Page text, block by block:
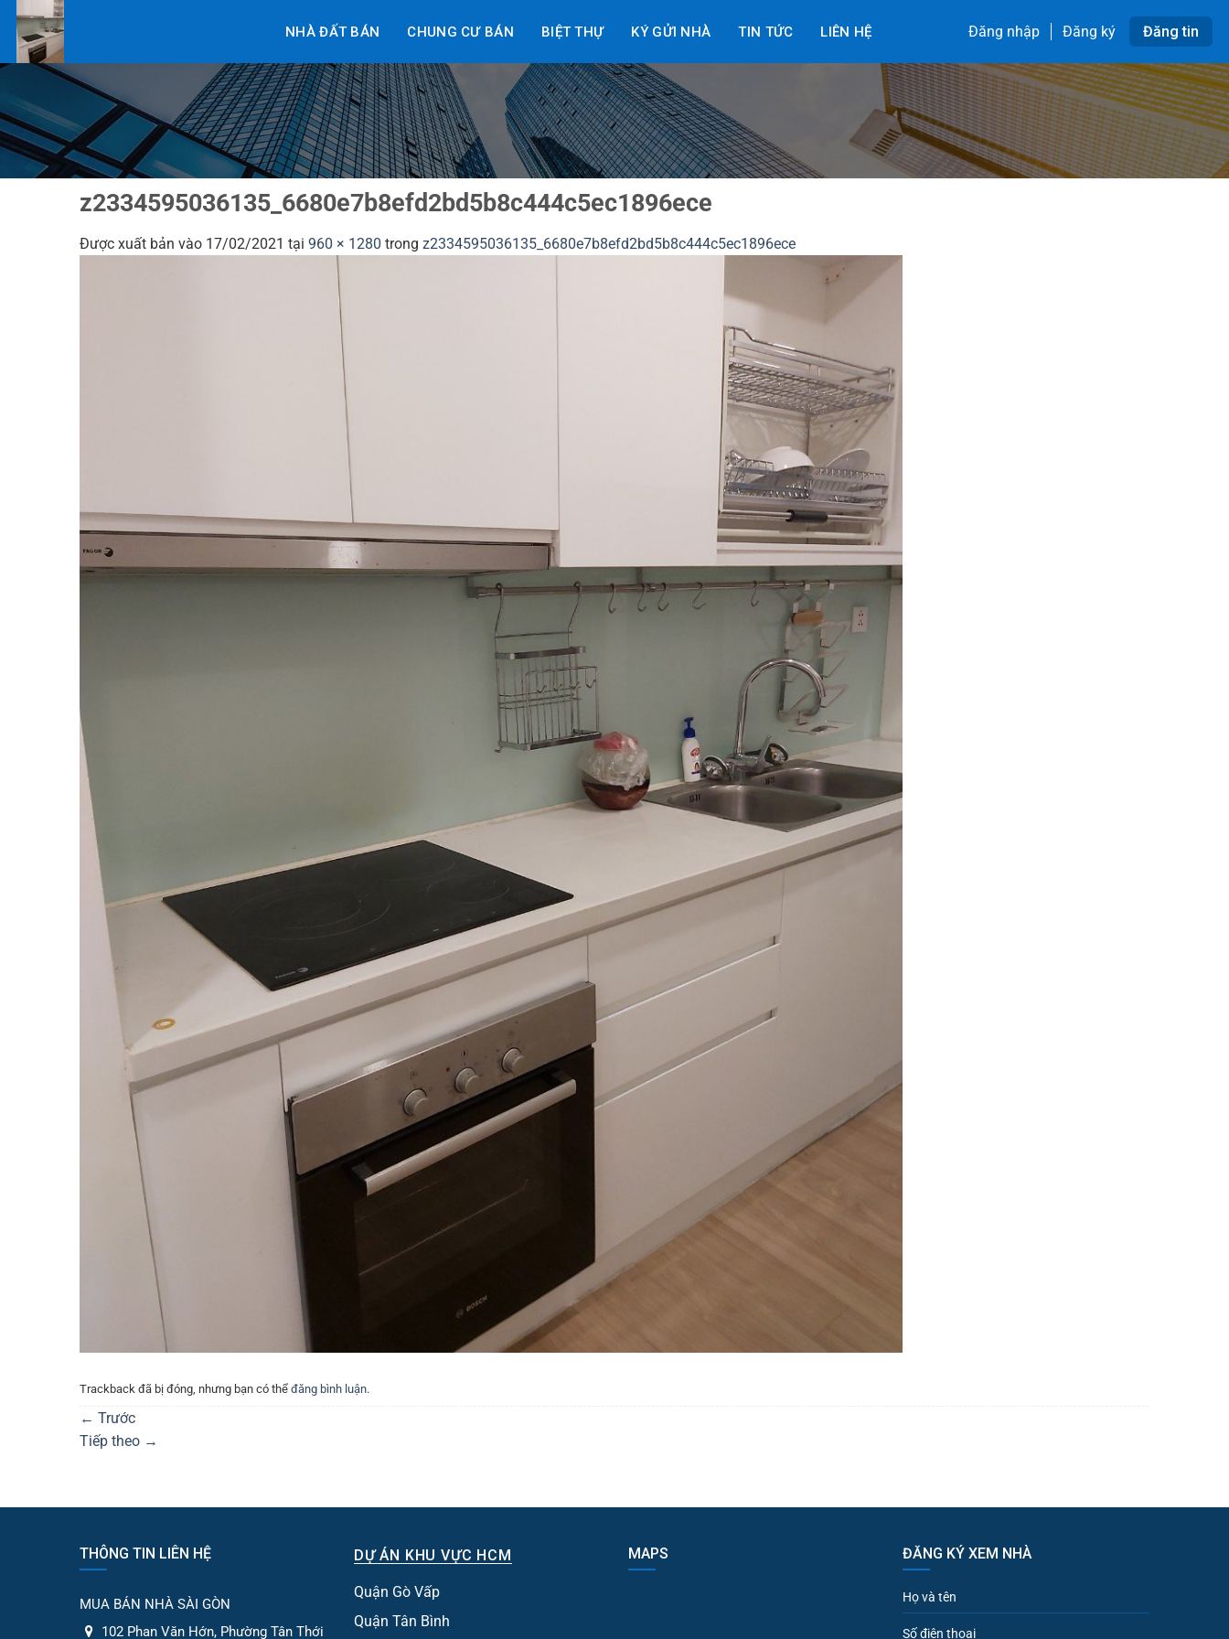
qua
NHÀ ĐẤT BÁN CHUNG CƯ BÁN BIỆT THỰ KÝ GỬI NHÀ TIN TỨC LIÊN HỆ Đăng nhập Đăng ký Đăng tin
z2334595036135_6680e7b8efd2bd5b8c444c5ec1896ece
Được xuất bản vào 17/02/2021 tại 960 × 1280 trong z2334595036135_6680e7b8efd2bd5b8c444c5ec1896ece
Trackback đã bị đóng, nhưng bạn có thể đăng bình luận.
← Trước
Tiếp theo →
THÔNG TIN LIÊN HỆ
MUA BÁN NHÀ SÀI GÒN
102 Phan Văn Hớn, Phường Tân Thới
DỰ ÁN KHU VỰC HCM
Quận Gò Vấp
Quận Tân Bình
MAPS ĐĂNG KÝ XEM NHÀ